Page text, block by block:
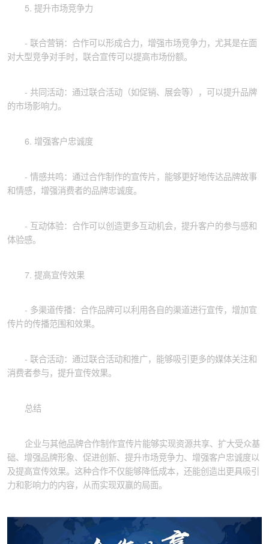
EN
5. 提升市场竞争力
- 联合营销：合作可以形成合力，增强市场竞争力，尤其是在面
对大型竞争对手时，联合宣传可以提高市场份额。
- 共同活动：通过联合活动（如促销、展会等），可以提升品牌
的市场影响力。
6. 增强客户忠诚度
- 情感共鸣：通过合作制作的宣传片，能够更好地传达品牌故事
和情感，增强消费者的品牌忠诚度。
- 互动体验：合作可以创造更多互动机会，提升客户的参与感和
体验感。
7. 提高宣传效果
- 多渠道传播：合作品牌可以利用各自的渠道进行宣传，增加宣
传片的传播范围和效果。
- 联合活动：通过联合活动和推广，能够吸引更多的媒体关注和
消费者参与，提升宣传效果。
总结
企业与其他品牌合作制作宣传片能够实现资源共享、扩大受众基
础、增强品牌形象、促进创新、提升市场竞争力、增强客户忠诚度以
及提高宣传效果。这种合作不仅能够降低成本，还能创造出更具吸引
力和影响力的内容，从而实现双赢的局面。